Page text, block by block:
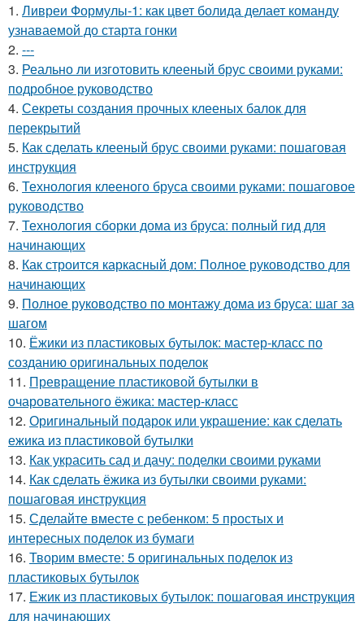
1. Ливреи Формулы-1: как цвет болида делает команду
узнаваемой до старта гонки
2. ---
3. Реально ли изготовить клееный брус своими руками:
подробное руководство
4. Секреты создания прочных клееных балок для
перекрытий
5. Как сделать клееный брус своими руками: пошаговая
инструкция
6. Технология клееного бруса своими руками: пошаговое
руководство
7. Технология сборки дома из бруса: полный гид для
начинающих
8. Как строится каркасный дом: Полное руководство для
начинающих
9. Полное руководство по монтажу дома из бруса: шаг за
шагом
10. Ёжики из пластиковых бутылок: мастер-класс по
созданию оригинальных поделок
11. Превращение пластиковой бутылки в
очаровательного ёжика: мастер-класс
12. Оригинальный подарок или украшение: как сделать
ежика из пластиковой бутылки
13. Как украсить сад и дачу: поделки своими руками
14. Как сделать ёжика из бутылки своими руками:
пошаговая инструкция
15. Сделайте вместе с ребенком: 5 простых и
интересных поделок из бумаги
16. Творим вместе: 5 оригинальных поделок из
пластиковых бутылок
17. Ежик из пластиковых бутылок: пошаговая инструкция
для начинающих